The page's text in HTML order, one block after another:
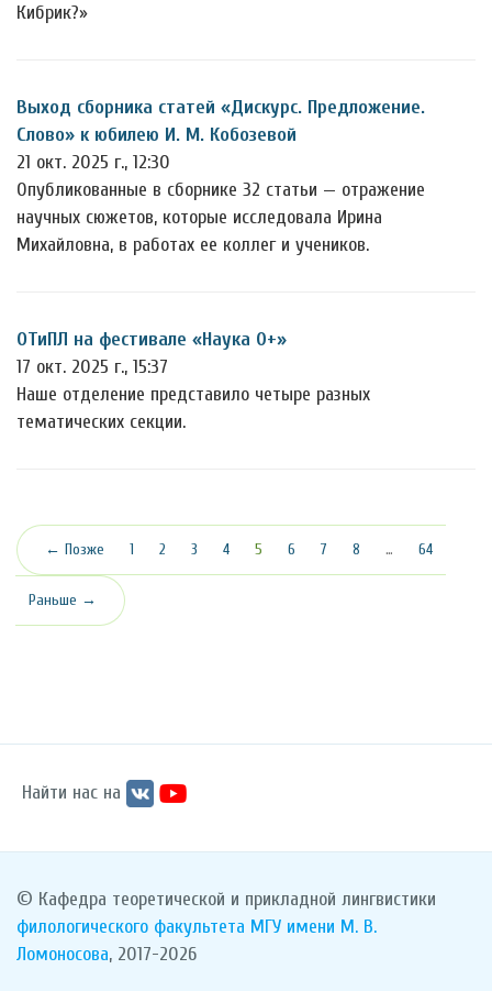
Кибрик?»
Выход сборника статей «Дискурс. Предложение.
Слово» к юбилею И. М. Кобозевой
21 окт. 2025 г., 12:30
Опубликованные в сборнике 32 статьи — отражение
научных сюжетов, которые исследовала Ирина
Михайловна, в работах ее коллег и учеников.
ОТиПЛ на фестивале «Наука 0+»
17 окт. 2025 г., 15:37
Наше отделение представило четыре разных
тематических секции.
← Позже 1 2 3 4 5 (текущая)
6 7 8 … 64
Раньше →
Найти нас на
© Кафедра теоретической и прикладной лингвистики
филологического факультета МГУ имени М. В.
Ломоносова, 2017-2026